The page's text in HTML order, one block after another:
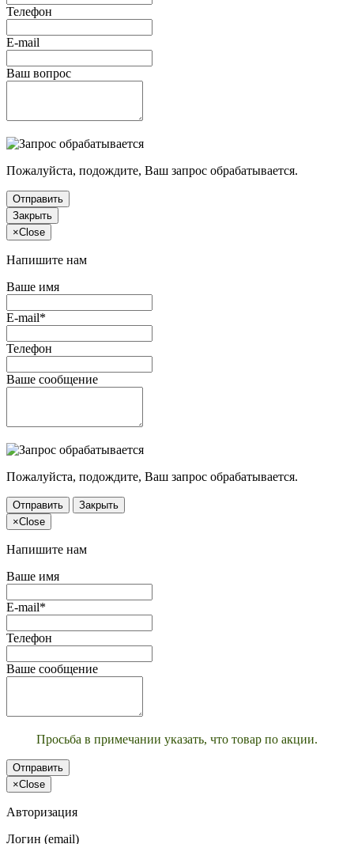
Телефон
E-mail
Ваш вопрос
Пожалуйста, подождите, Ваш запрос обрабатывается.
Отправить
Закрыть
×Close
Напишите нам
Ваше имя
E-mail*
Телефон
Ваше сообщение
Пожалуйста, подождите, Ваш запрос обрабатывается.
Отправить
Закрыть
×Close
Напишите нам
Ваше имя
E-mail*
Телефон
Ваше сообщение
Просьба в примечании указать, что товар по акции.
Отправить
×Close
Авторизация
Логин (email)